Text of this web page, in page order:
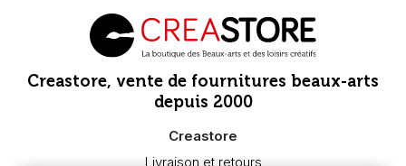
Creastore, vente de fournitures beaux-arts
depuis 2000
Creastore
Livraison et retours